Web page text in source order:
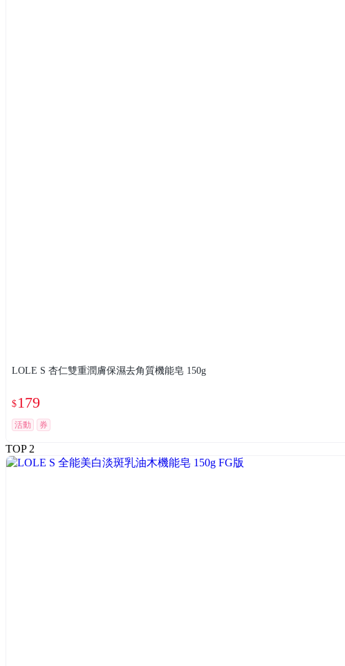
LOLE S 杏仁雙重潤膚保濕去角質機能皂 150g
$ 179
活動 券
TOP 2